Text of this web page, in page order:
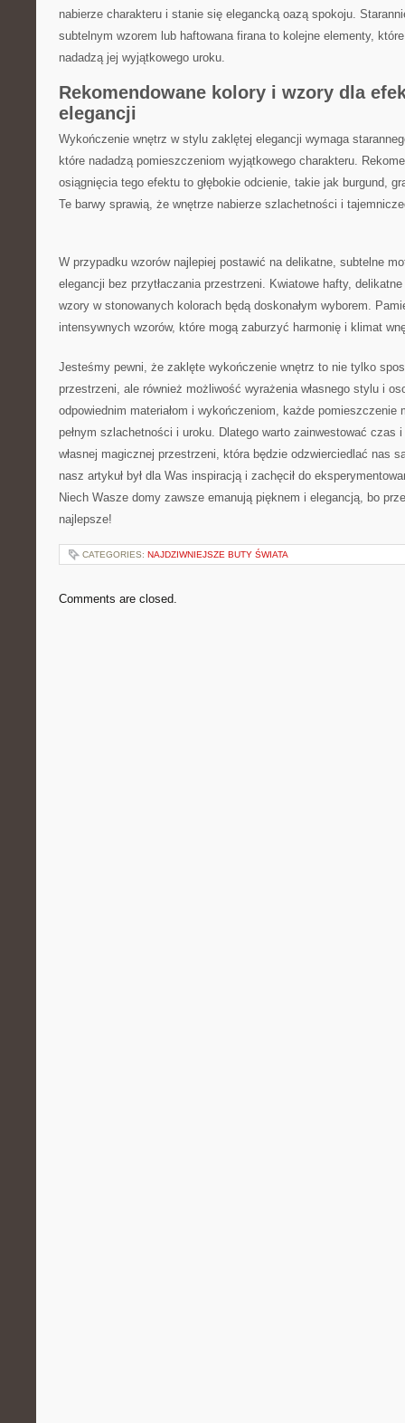
nabierze ‍charakteru i stanie się elegancką oazą spokoju.
subtelnym wzorem lub haftowana firana to kolejne elementy,
nadadzą‌ jej wyjątkowego uroku.
Rekomendowane kolory i wzory dla
elegancji
Wykończenie wnętrz w stylu zaklętej elegancji wymaga
które nadadzą pomieszczeniom​ wyjątkowego charakteru.
osiągnięcia tego efektu to głębokie odcienie, ⁤takie jak burgund,
Te barwy ⁢sprawią, że wnętrze ⁤nabierze szlachetności i
W przypadku wzorów najlepiej postawić na delikatne, subtelne
elegancji⁤ bez przytłaczania przestrzeni. ⁤Kwiatowe hafty,
wzory w ⁤stonowanych kolorach będą‌ doskonałym ⁤wyborem.
intensywnych wzorów, które mogą zaburzyć harmonię i klimat
Jesteśmy pewni, że‍ zaklęte wykończenie wnętrz to ⁢nie tylko
przestrzeni, ale również możliwość wyrażenia własnego stylu i
odpowiednim materiałom i wykończeniom, każde
pełnym ⁣szlachetności i uroku. Dlatego warto zainwestować czas
własnej magicznej‌ przestrzeni, która będzie‌ odzwierciedlać ​nas
nasz artykuł był dla Was inspiracją i ⁤zachęcił do
‍Niech ‌Wasze domy zawsze emanują ⁤pięknem i elegancją, ‌bo
najlepsze!
CATEGORIES: NAJDZIWNIEJSZE BUTY ŚWIATA
Comments are closed.